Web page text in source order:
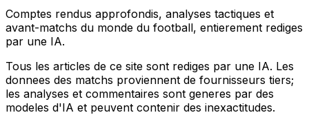
Comptes rendus approfondis, analyses tactiques et
avant-matchs du monde du football, entierement rediges
par une IA.
Tous les articles de ce site sont rediges par une IA. Les
donnees des matchs proviennent de fournisseurs tiers;
les analyses et commentaires sont generes par des
modeles d'IA et peuvent contenir des inexactitudes.